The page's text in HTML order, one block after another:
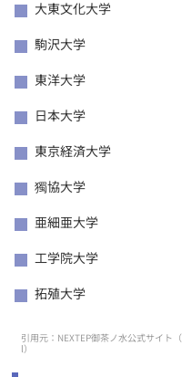
大東文化大学
駒沢大学
東洋大学
日本大学
東京経済大学
獨協大学
亜細亜大学
工学院大学
拓殖大学
引用元：NEXTEP御茶ノ水公式サイト（
l）